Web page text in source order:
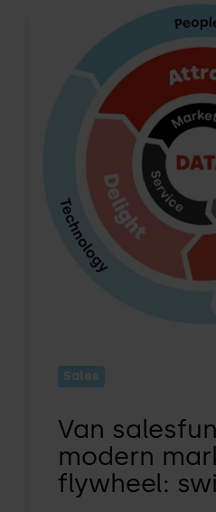
marketing
flywheel:
Sales
Van
modern
flywheel: